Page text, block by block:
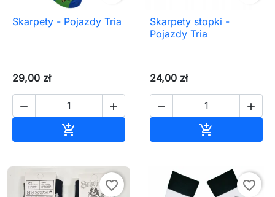
Skarpety - Pojazdy Tria
29,00 zł
 

Skarpety stopki -
Pojazdy Tria
24,00 zł
 

favorite_border favorite_border